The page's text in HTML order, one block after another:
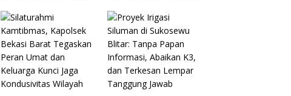
Transparansi
Penanganan Dugaan
Penganiayaan
Momentum Perkuat
Sinergi Pembangunan